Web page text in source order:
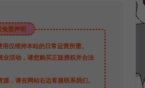
责声明
仅维持本站的日常运营所需。
业活动，请您购买正版授权并合法
，请在网站右边客服联系我们。